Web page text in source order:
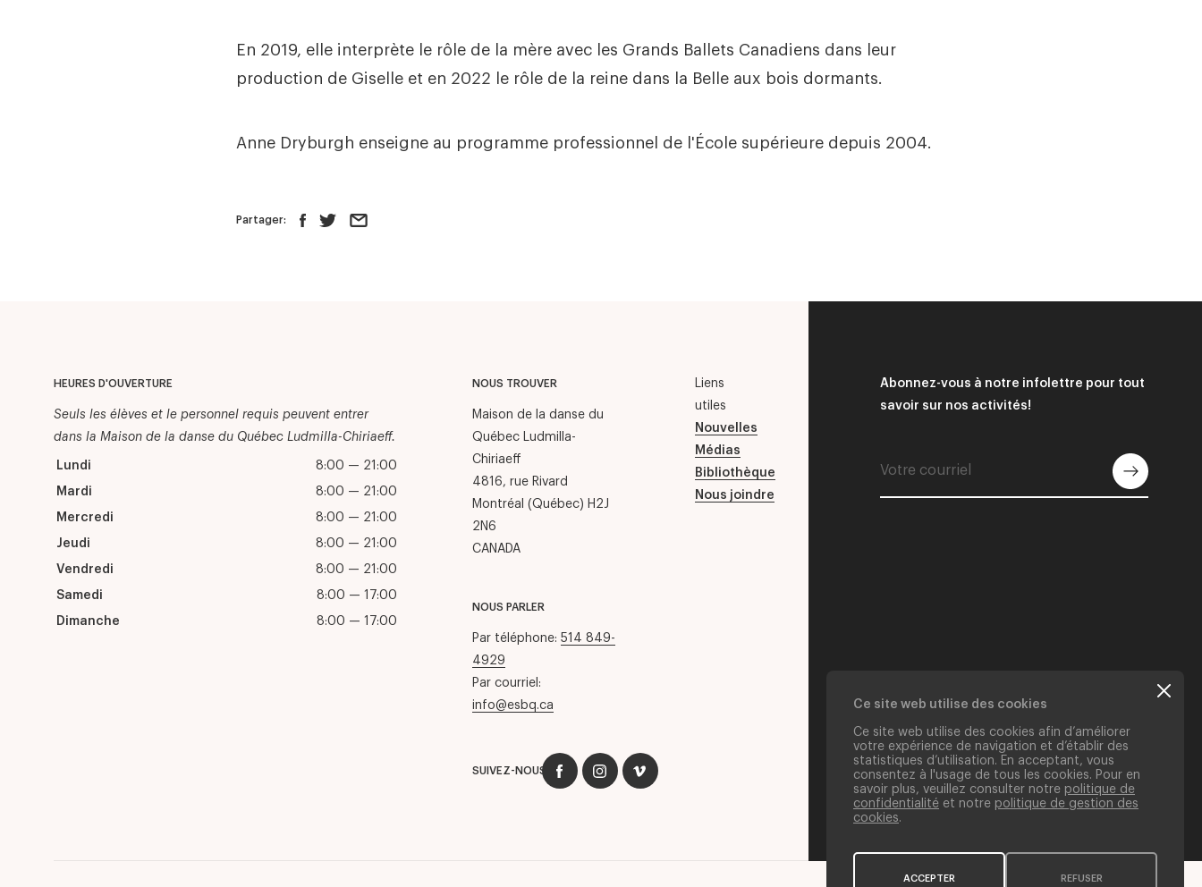
En 2019, elle interprète le rôle de la mère avec les Grands Ballets Canadiens dans leur
production de Giselle et en 2022 le rôle de la reine dans la Belle aux bois dormants.
Anne Dryburgh enseigne au programme professionnel de l'École supérieure depuis 2004.
Partager:
HEURES D'OUVERTURE
Seuls les élèves et le personnel requis peuvent entrer
dans la Maison de la danse du Québec Ludmilla-Chiriaeff.
Lundi 8:00 — 21:00
Mardi 8:00 — 21:00
Mercredi 8:00 — 21:00
Jeudi 8:00 — 21:00
Vendredi 8:00 — 21:00
Samedi 8:00 — 17:00
Dimanche 8:00 — 17:00
NOUS TROUVER
Maison de la danse du
Québec Ludmilla-
Chiriaeff
4816, rue Rivard
Montréal (Québec) H2J
2N6
CANADA
NOUS PARLER
Par téléphone: 514 849-
4929
Par courriel:
info@esbq.ca
SUIVEZ-NOUS :
Liens
utiles
Nouvelles
Médias
Bibliothèque
Nous joindre
Abonnez-vous à notre infolettre pour tout
savoir sur nos activités!
Ce site web utilise des cookies
Ce site web utilise des cookies afin d’améliorer
votre expérience de navigation et d’établir des
statistiques d’utilisation. En acceptant, vous
consentez à l'usage de tous les cookies. Pour en
savoir plus, veuillez consulter notre politique de
confidentialité et notre politique de gestion des
cookies.
ACCEPTER REFUSER